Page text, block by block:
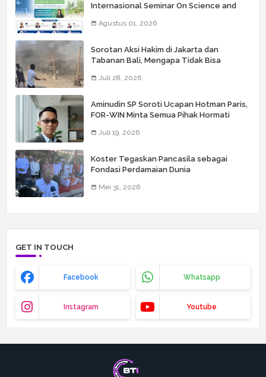
Internasional Seminar On Science and
Agustus 01, 2026
Sorotan Aksi Hakim di Jakarta dan
Tabanan Bali, Mengapa Tidak Bisa
Juli 28, 2026
Aminudin SP Soroti Ucapan Hotman Paris,
FOR-WIN Minta Semua Pihak Hormati
Juli 19, 2026
Koster Tegaskan Pancasila sebagai
Fondasi Perdamaian Dunia
Mei 31, 2026
GET IN TOUCH
Facebook Whatsapp
Instagram Youtube